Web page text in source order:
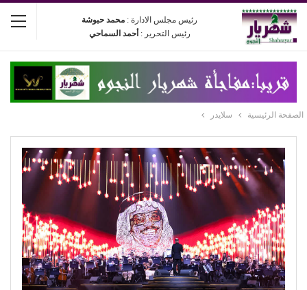
رئيس مجلس الادارة : محمد حبوشة
رئيس التحرير : أحمد السماحي
الصفحة الرئيسية سلايدر